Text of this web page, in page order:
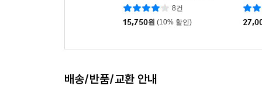
8건
15,750원 (10% 할인)
배송/반품/교환 안내